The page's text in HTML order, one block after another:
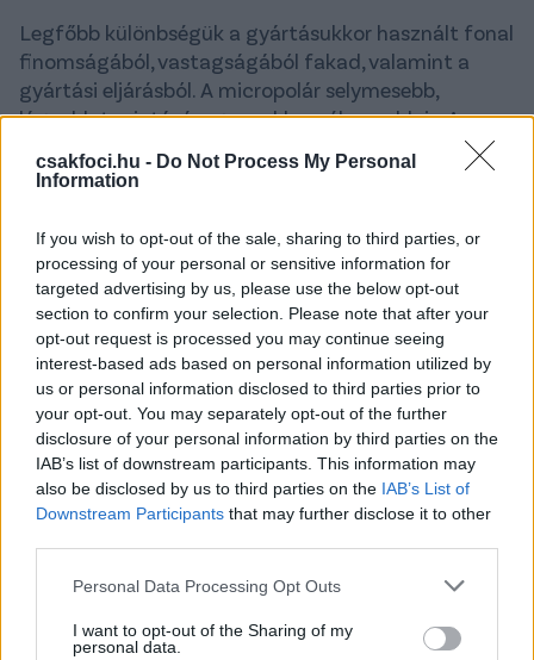
csakfoci.hu - Do Not Process My Personal
Information
If you wish to opt-out of the sale, sharing to third parties, or
processing of your personal or sensitive information for
targeted advertising by us, please use the below opt-out
section to confirm your selection. Please note that after your
opt-out request is processed you may continue seeing
interest-based ads based on personal information utilized by
us or personal information disclosed to third parties prior to
your opt-out. You may separately opt-out of the further
disclosure of your personal information by third parties on the
IAB’s list of downstream participants. This information may
also be disclosed by us to third parties on the IAB’s List of
Downstream Participants that may further disclose it to other
Please note that this website/app uses one or more Google
not limited to your visit or usage behaviour. You may click to
grant or deny consent to Google and its third-party tags to
Personal Data Processing Opt Outs
I want to opt-out of the Sharing of my
personal data.
Legfőbb különbségük a gyártásukkor használt fonal
finomságából, vastagságából fakad, valamint a
gyártási eljárásból. A micropolár selymesebb,
lágyabb tapintású, ugyanakkor vékonyabb is. A
hagyományosból 250 g/m², míg a lágyabból 200
g/m², 240 g/m² és 300 g/m² grammsúlyú változat is
A klasszikus polárból jellemzően szabadidőruhákat,
a két alacsonyabb grammsúlyúból pedig béléseket,
aláöltözős darabokat, a 300 g/m²-es micropolárból
pedig magas minőségű sportruhákat készíthetsz.
Polár vagy micropolár?
A téli zimankó idején különösen komfortos viseletet
jelentenek a polárból készült holmik, például zoknik.
Remek választás plüssjátékok alapjaként,
lótakaróként, téli babaruhákhoz, mellényekhez,
pulóverekhez, ágytakarókhoz. De kedvenced
számára is készíthetsz fekhelyet.
Ellenben a micropolárok finomabb szálakból
készülnek, ezáltal rugalmasabbak és vékonyabbak is.